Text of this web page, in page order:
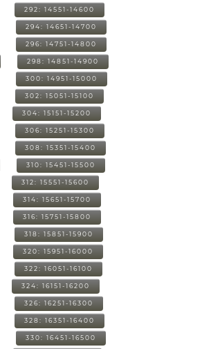
292: 14551-14600
294: 14651-14700
296: 14751-14800
298: 14851-14900
300: 14951-15000
302: 15051-15100
304: 15151-15200
306: 15251-15300
308: 15351-15400
310: 15451-15500
312: 15551-15600
314: 15651-15700
316: 15751-15800
318: 15851-15900
320: 15951-16000
322: 16051-16100
324: 16151-16200
326: 16251-16300
328: 16351-16400
330: 16451-16500